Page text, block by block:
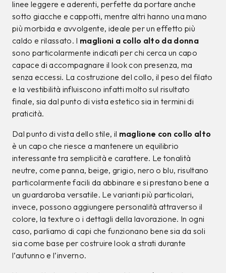
linee leggere e aderenti, perfette da portare anche
sotto giacche e cappotti, mentre altri hanno una mano
più morbida e avvolgente, ideale per un effetto più
caldo e rilassato. I maglioni a collo alto da donna
sono particolarmente indicati per chi cerca un capo
capace di accompagnare il look con presenza, ma
senza eccessi. La costruzione del collo, il peso del filato
e la vestibilità influiscono infatti molto sul risultato
finale, sia dal punto di vista estetico sia in termini di
praticità.
Dal punto di vista dello stile, il maglione con collo alto
è un capo che riesce a mantenere un equilibrio
interessante tra semplicità e carattere. Le tonalità
neutre, come panna, beige, grigio, nero o blu, risultano
particolarmente facili da abbinare e si prestano bene a
un guardaroba versatile. Le varianti più particolari,
invece, possono aggiungere personalità attraverso il
colore, la texture o i dettagli della lavorazione. In ogni
caso, parliamo di capi che funzionano bene sia da soli
sia come base per costruire look a strati durante
l’autunno e l’inverno.